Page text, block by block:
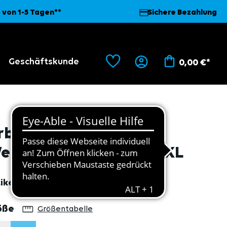
1-5 Tagen** Sichere Bezahlung
Geschäftskunde 0,00 €*
"Sport",
rot/blau XXL
auswählen
Größentabelle